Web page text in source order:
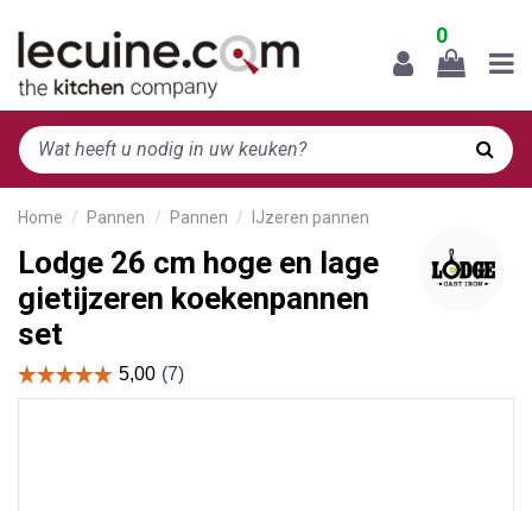
0
Home Pannen Pannen IJzeren pannen
Lodge 26 cm hoge en lage
gietijzeren koekenpannen
set